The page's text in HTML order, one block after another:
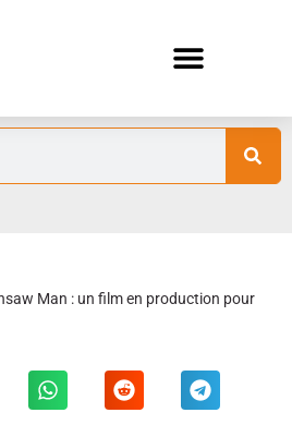
Man : un film en production pour